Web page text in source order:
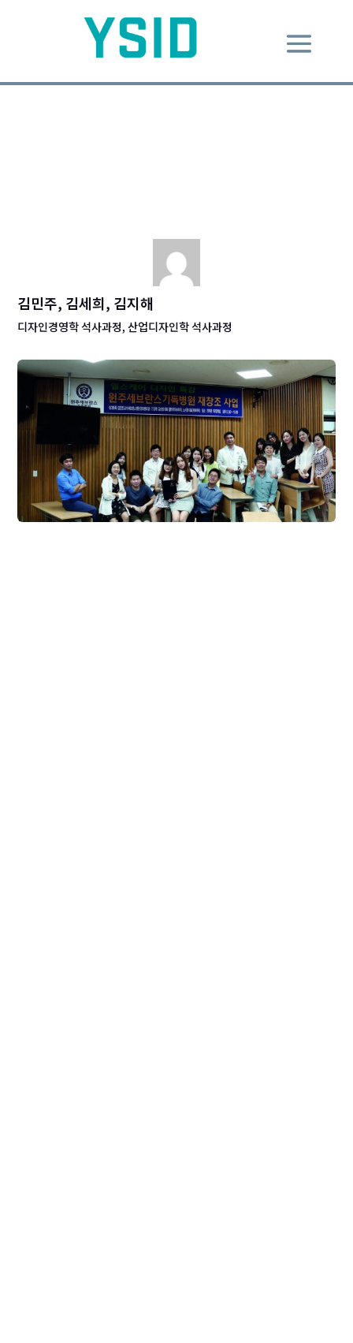
김민주, 김세희, 김지해
디자인경영학 석사과정, 산업디자인학 석사과정